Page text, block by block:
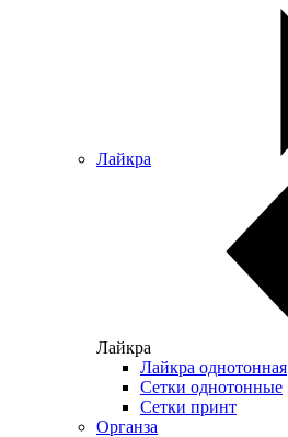
Лайкра
Лайкра
Лайкра однотонная
Сетки однотонные
Сетки принт
Органза